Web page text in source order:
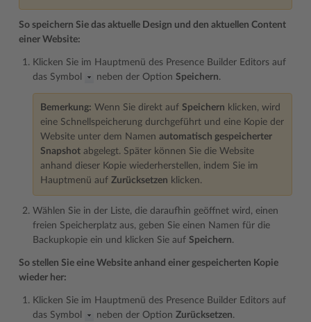
So speichern Sie das aktuelle Design und den aktuellen Content
einer Website:
Klicken Sie im Hauptmenü des Presence Builder Editors auf
das Symbol
neben der Option Speichern.
Bemerkung: Wenn Sie direkt auf Speichern klicken, wird
eine Schnellspeicherung durchgeführt und eine Kopie der
Website unter dem Namen automatisch gespeicherter
Snapshot abgelegt. Später können Sie die Website
anhand dieser Kopie wiederherstellen, indem Sie im
Hauptmenü auf Zurücksetzen klicken.
Wählen Sie in der Liste, die daraufhin geöffnet wird, einen
freien Speicherplatz aus, geben Sie einen Namen für die
Backupkopie ein und klicken Sie auf Speichern.
So stellen Sie eine Website anhand einer gespeicherten Kopie
wieder her:
Klicken Sie im Hauptmenü des Presence Builder Editors auf
das Symbol
neben der Option Zurücksetzen.